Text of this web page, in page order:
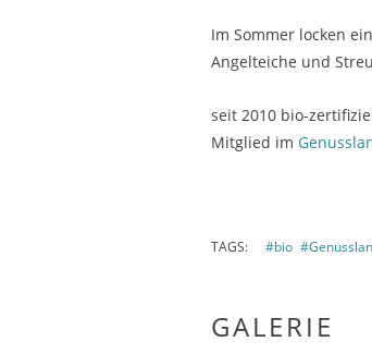
Im Sommer locken
Angelteiche und
seit 2010 bio-
Mitglied im
TAGS: #bio
GALERIE